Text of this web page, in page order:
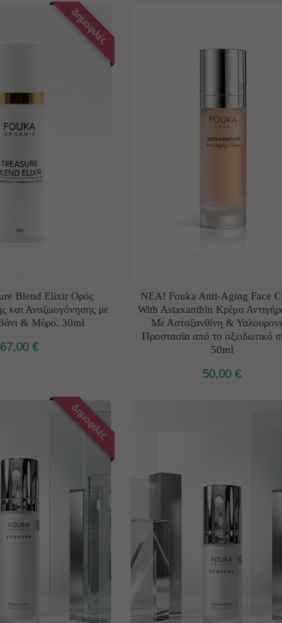
δημοφιλές
Blend Elixir Ορός
και Αναζωογόνησης με
& Μύρο. 30ml
67,00€
NEA! Fouka Anti-Aging Face
With Astaxanthin Κρέμα
Με Ασταξανθίνη &
Προστασία από το οξειδωτικό
50ml
50,00€
δημοφιλές